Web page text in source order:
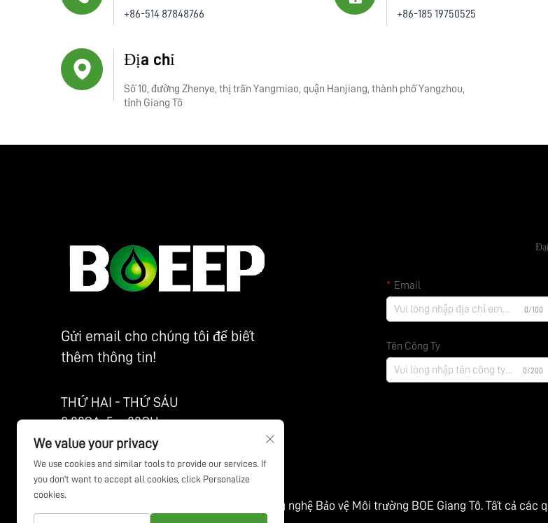
+86-514 87848766 +86-185 19750525
Địa chỉ
Số 10, đường Zhenye, thị trấn Yangmiao, quận Hanjiang, thành phố Yangzhou,
tỉnh Giang Tô
Gửi email cho chúng tôi để biết
thêm thông tin!
THỨ HAI - THỨ SÁU
8:00SA-5：00CH
Email
0/100
Tên Công Ty
0/200
Bản quyền © Công ty Công nghệ Bảo vệ Môi trường BOE Giang Tô. Tất cả các
We value your privacy
We use cookies and similar tools to provide our services. If
you don't want to accept all cookies, click Personalize
cookies.